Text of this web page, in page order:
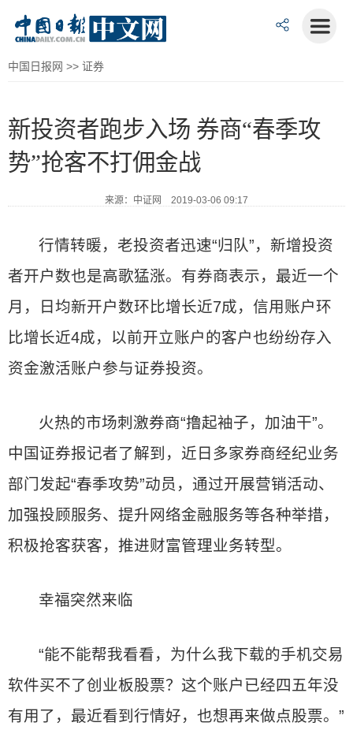
中国日报网 >> 证券
新投资者跑步入场 券商“春季攻
势”抢客不打佣金战
来源：中证网 2019-03-06 09:17
行情转暖，老投资者迅速“归队”，新增投资
者开户数也是高歌猛涨。有券商表示，最近一个
月，日均新开户数环比增长近7成，信用账户环
比增长近4成，以前开立账户的客户也纷纷存入
资金激活账户参与证券投资。
火热的市场刺激券商“撸起袖子，加油干”。
中国证券报记者了解到，近日多家券商经纪业务
部门发起“春季攻势”动员，通过开展营销活动、
加强投顾服务、提升网络金融服务等各种举措，
积极抢客获客，推进财富管理业务转型。
幸福突然来临
“能不能帮我看看，为什么我下载的手机交易
软件买不了创业板股票？这个账户已经四五年没
有用了，最近看到行情好，也想再来做点股票。”